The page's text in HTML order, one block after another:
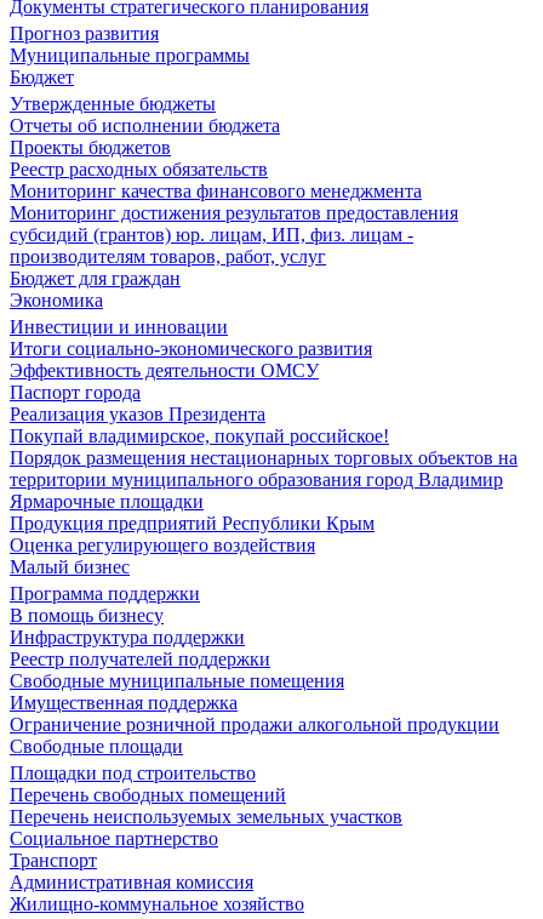
Документы стратегического планирования
Прогноз развития
Муниципальные программы
Бюджет
Утвержденные бюджеты
Отчеты об исполнении бюджета
Проекты бюджетов
Реестр расходных обязательств
Мониторинг качества финансового менеджмента
Мониторинг достижения результатов предоставления
субсидий (грантов) юр. лицам, ИП, физ. лицам -
производителям товаров, работ, услуг
Бюджет для граждан
Экономика
Инвестиции и инновации
Итоги социально-экономического развития
Эффективность деятельности ОМСУ
Паспорт города
Реализация указов Президента
Покупай владимирское, покупай российское!
Порядок размещения нестационарных торговых объектов на
территории муниципального образования город Владимир
Ярмарочные площадки
Продукция предприятий Республики Крым
Оценка регулирующего воздействия
Малый бизнес
Программа поддержки
В помощь бизнесу
Инфраструктура поддержки
Реестр получателей поддержки
Свободные муниципальные помещения
Имущественная поддержка
Ограничение розничной продажи алкогольной продукции
Свободные площади
Площадки под строительство
Перечень свободных помещений
Перечень неиспользуемых земельных участков
Социальное партнерство
Транспорт
Административная комиссия
Жилищно-коммунальное хозяйство